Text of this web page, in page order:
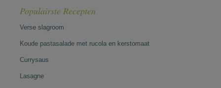
Populairste Recepten
Verse slagroom
Koude pastasalade met rucola en kerstomaat
Currysaus
Lasagne